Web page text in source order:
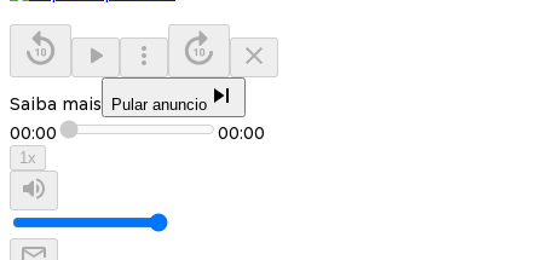
Saiba mais Pular anuncio
00:00 00:00
1x